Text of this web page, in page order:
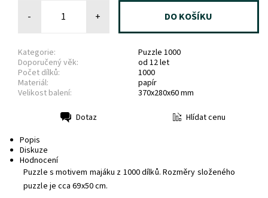
- +
Kategorie:
Puzzle 1000
Doporučený věk:
od 12 let
Počet dílků:
1000
Materiál:
papír
Velikost balení:
370x280x60 mm
Dotaz
Hlídat cenu
Popis
Diskuze
Hodnocení
Puzzle s motivem majáku z 1000 dílků. Rozměry složeného
puzzle je cca 69x50 cm.